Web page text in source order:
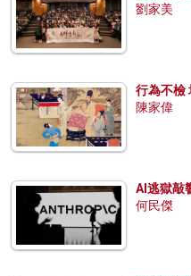
劉家美
行為不檢
陳家偉
AI逃獄敲
何民傑